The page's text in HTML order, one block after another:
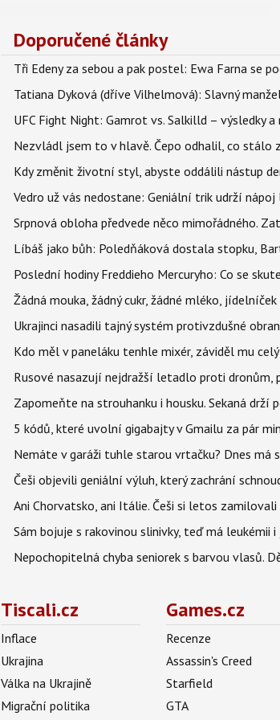
Doporučené články
Tři Edeny za sebou a pak postel: Ewa Farna se
Tatiana Dyková (dříve Vilhelmová): Slavný
UFC Fight Night: Gamrot vs. Salkilld – výsledky
Nezvládl jsem to v hlavě. Čepo odhalil, co stálo
Kdy změnit životní styl, abyste oddálili nástup
Vedro už vás nedostane: Geniální trik udrží
Srpnová obloha předvede něco mimořádného.
Líbáš jako bůh: Poledňáková dostala stopku,
Poslední hodiny Freddieho Mercuryho: Co se
Žádná mouka, žádný cukr, žádné mléko,
Ukrajinci nasadili tajný systém protivzdušné
Kdo měl v paneláku tenhle mixér, záviděl mu
Rusové nasazují nejdražší letadlo proti dronům,
Zapomeňte na strouhanku i housku. Sekaná drží
5 kódů, které uvolní gigabajty v Gmailu za pár
Nemáte v garáži tuhle starou vrtačku? Dnes
Češi objevili geniální výluh, který zachrání
Ani Chorvatsko, ani Itálie. Češi si letos
Sám bojuje s rakovinou slinivky, teď má
Nepochopitelná chyba seniorek s barvou vlasů.
Tiscali.cz
Inflace
Ukrajina
Válka na Ukrajině
Migrační politika
Games.cz
Recenze
Assassin's Creed
Starfield
GTA